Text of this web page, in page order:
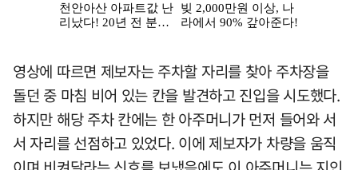
영상에 따르면 제보자는 주차할 자리를 찾아 주차장을
돌던 중 마침 비어 있는 칸을 발견하고 진입을 시도했다.
하지만 해당 주차 칸에는 한 아주머니가 먼저 들어와 서
서 자리를 선점하고 있었다. 이에 제보자가 차량을 움직